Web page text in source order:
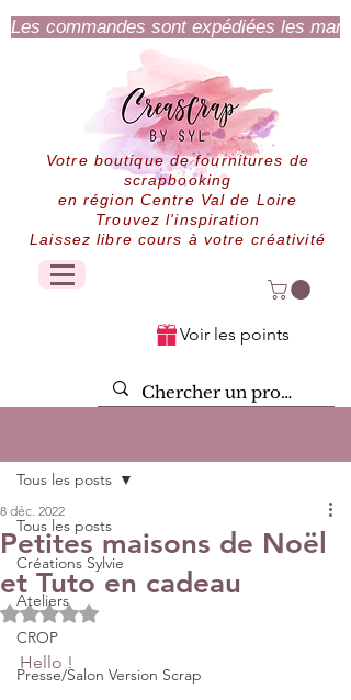
Les commandes sont expédiées les
Votre boutique de fournitures de
scrapbooking
en région Centre Val de Loire
Trouvez l'inspiration
Laissez libre cours à votre créativité
Voir les points
Tous les posts
Créations Sylvie
Ateliers
CROP
Presse/Salon Version Scrap
Tous les posts
Petites maisons de Noël
et Tuto en cadeau
8 déc. 2022
Noté NaN étoiles sur 5.
Hello !